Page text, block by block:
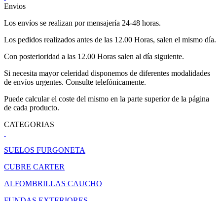
Envios
Los envíos se realizan por mensajería 24-48 horas.
Los pedidos realizados antes de las 12.00 Horas, salen el mismo día.
Con posterioridad a las 12.00 Horas salen al día siguiente.
Si necesita mayor celeridad disponemos de diferentes modalidades
de envíos urgentes. Consulte telefónicamente.
Puede calcular el coste del mismo en la parte superior de la página
de cada producto.
CATEGORIAS
SUELOS FURGONETA
CUBRE CARTER
ALFOMBRILLAS CAUCHO